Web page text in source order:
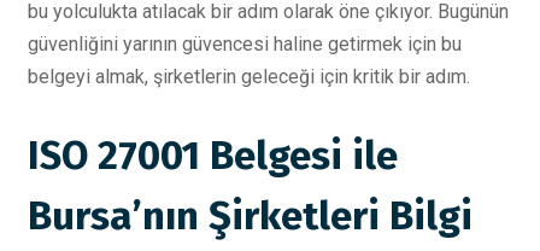
bu yolculukta atılacak bir adım olarak öne çıkıyor. Bugünün
güvenliğini yarının güvencesi haline getirmek için bu
belgeyi almak, şirketlerin geleceği için kritik bir adım.
ISO 27001 Belgesi ile
Bursa’nın Şirketleri Bilgi